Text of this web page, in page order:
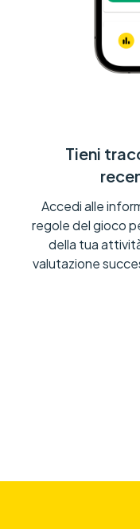
Tieni
Accedi alle
regole del gioco
della tua
valutazione